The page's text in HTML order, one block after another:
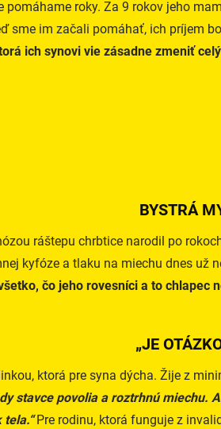
pomáhame roky. Za 9 rokov jeho
sme im začali pomáhať, ich príjem
ich synovi vie zásadne zmeniť
BYSTRÁ
ráštepu chrbtice narodil po
kyfóze a tlaku na miechu dnes už
čo jeho rovesníci a to chlapec
„JE
ktorá pre syna dýcha. Žije z
stavce povolia a roztrhnú miechu.
Pre rodinu, ktorá funguje z